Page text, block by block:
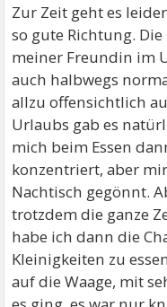
Zur Zeit geht es
so gute Richtung.
meiner Freundin im
auch halbwegs
allzu offensichtlich
Urlaubs gab es
mich beim Essen
konzentriert, aber
Nachtisch gegönnt.
trotzdem die ganze
habe ich dann die
Kleinigkeiten zu
auf die Waage, mit